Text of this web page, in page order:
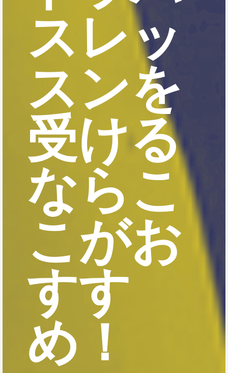
スレッ
スンを
受ける
ならこ
こがお
すす
め！